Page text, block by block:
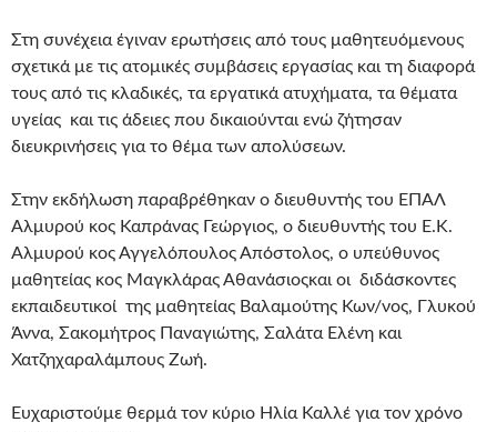
Στη συνέχεια έγιναν ερωτήσεις από τους μαθητευόμενους
σχετικά με τις ατομικές συμβάσεις εργασίας και τη διαφορά
τους από τις κλαδικές, τα εργατικά ατυχήματα, τα θέματα
υγείας και τις άδειες που δικαιούνται ενώ ζήτησαν
διευκρινήσεις για το θέμα των απολύσεων.
Στην εκδήλωση παραβρέθηκαν ο διευθυντής του ΕΠΑΛ
Αλμυρού κος Καπράνας Γεώργιος, ο διευθυντής του Ε.Κ.
Αλμυρού κος Αγγελόπουλος Απόστολος, ο υπεύθυνος
μαθητείας κος Μαγκλάρας Αθανάσιοςκαι οι διδάσκοντες
εκπαιδευτικοί της μαθητείας Βαλαμούτης Κων/νος, Γλυκού
Άννα, Σακομήτρος Παναγιώτης, Σαλάτα Ελένη και
Χατζηχαραλάμπους Ζωή.
Ευχαριστούμε θερμά τον κύριο Ηλία Καλλέ για τον χρόνο